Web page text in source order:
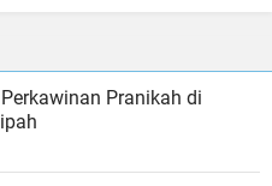
Pranikah di